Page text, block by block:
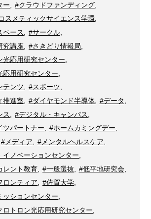
ー
#クラウドファンディング,
スメティックサイエンス学環,
ペース
#サークル,
究講座
#さきどり情報局
光応用研究センター
応用研究センター
テンツ
#スポーツ
推進室
#ダイヤモンド半導体, #データ
ス
#デジタル・キャンパス
ツパートナー
#ホームカミングデー
#メディア #メンタルヘルスケア
イノベーションセンター
レント教育
#一般選抜 #低平地研究会,
ロンティア, #佐賀大学,
ッションセンター
ロトロン光応用研究センター